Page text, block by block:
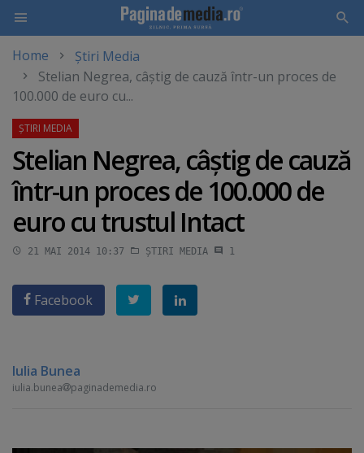
main
content
Home
Știri Media
Stelian Negrea, câştig de cauză într-un proces de
100.000 de euro cu...
Stelian Negrea, câştig de cauză
într-un proces de 100.000 de
euro cu trustul Intact
21 MAI 2014 10:37 ȘTIRI MEDIA 1
Facebook
Iulia Bunea
iulia.bunea paginademedia.ro